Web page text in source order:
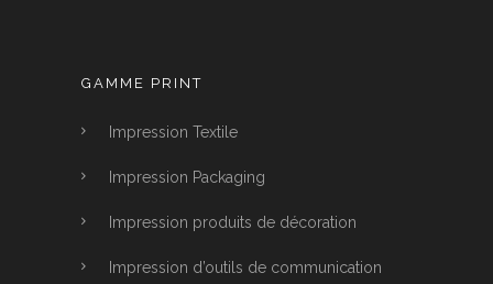
GAMME PRINT
Impression Textile
Impression Packaging
Impression produits de décoration
Impression d’outils de communication